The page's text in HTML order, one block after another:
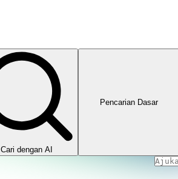
Cari dengan AI
Pencarian Dasar